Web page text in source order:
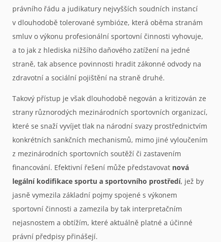
právního řádu a judikatury nejvyšších soudních instancí
v dlouhodobě tolerované symbióze, která oběma stranám
smluv o výkonu profesionální sportovní činnosti vyhovuje,
a to jak z hlediska nižšího daňového zatížení na jedné
straně, tak absence povinnosti hradit zákonné odvody na
zdravotní a sociální pojištění na straně druhé.
Takový přístup je však dlouhodobě negován a kritizován ze
strany různorodých mezinárodních sportovních organizací,
které se snaží vyvíjet tlak na národní svazy prostřednictvím
konkrétních sankčních mechanismů, mimo jiné vyloučením
z mezinárodních sportovních soutěží či zastavením
financování. Efektivní řešení může představovat nová
legální kodifikace sportu a sportovního prostředí, jež by
jasně vymezila základní pojmy spojené s výkonem
sportovní činnosti a zamezila by tak interpretačním
nejasnostem a obtížím, které aktuálně platné a účinné
právní předpisy přinášejí.